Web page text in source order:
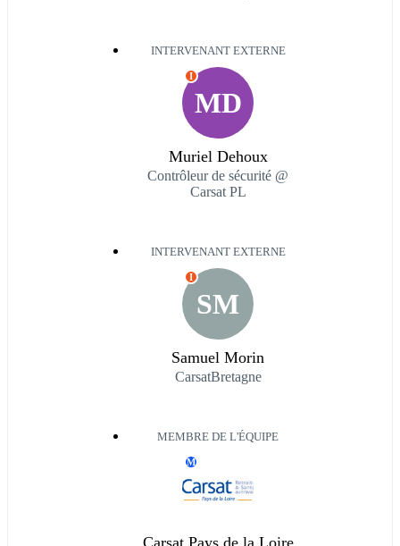
INTERVENANT EXTERNE
MD
I
Muriel Dehoux
Contrôleur de sécurité @
Carsat PL
INTERVENANT EXTERNE
SM
I
Samuel Morin
CarsatBretagne
MEMBRE DE L'ÉQUIPE
M